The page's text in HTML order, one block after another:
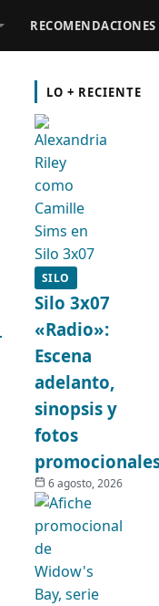
RECOMENDACIONES
LO + RECIENTE
SILO
Silo 3x07
«Radio»:
Escena
adelanto,
sinopsis y
fotos
6 agosto, 2026